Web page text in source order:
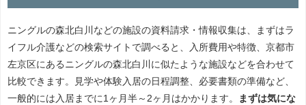
ニングルの森北白川などの施設の資料請求・情報収集は、まずはラ
イフル介護などの検索サイトで調べると、入所費用や特徴、京都市
左京区にあるニングルの森北白川に似たような施設などを合わせて
比較できます。見学や体験入居の日程調整、必要書類の準備など、
一般的には入居までに1ヶ月半～2ヶ月はかかります。
まずは気にな